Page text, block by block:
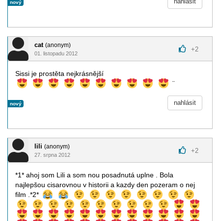
nový
cat (anonym)
01. listopadu 2012
+2
Sissi je prostěta nejkrásnější
¨
nový nahlásit
lili (anonym)
27. srpna 2012
+2
*1* ahoj som Lili a som nou posadnutá uplne . Bola
najlepšou cisarovnou v historii a kazdy den pozeram o nej
film .*2*